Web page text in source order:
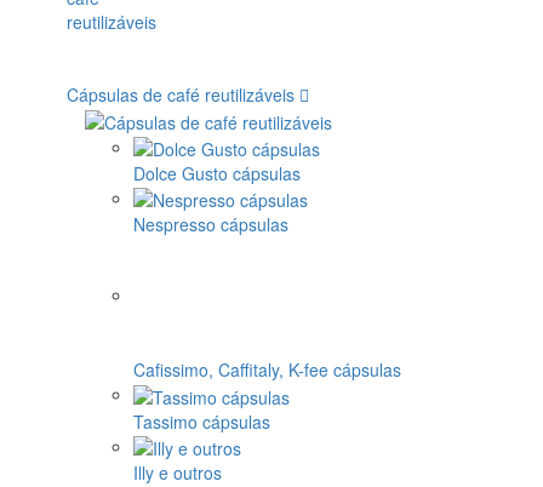
Cápsulas de café reutilizáveis
Dolce Gusto cápsulas
Nespresso cápsulas
Cafissimo, Caffitaly, K-fee cápsulas
Tassimo cápsulas
Illy e outros